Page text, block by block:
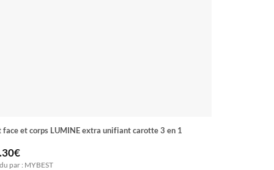
face et corps LUMINE extra unifiant carotte 3 en 1
€
par : MYBEST